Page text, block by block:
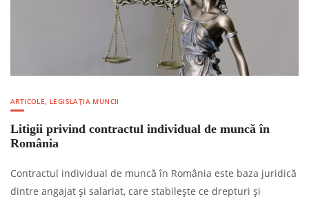
ARTICOLE, LEGISLAȚIA MUNCII
Litigii privind contractul individual de muncă în
România
Contractul individual de muncă în România este baza juridică
dintre angajat și salariat, care stabilește ce drepturi și